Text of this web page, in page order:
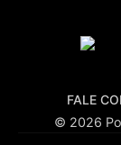
FALE
© 2026